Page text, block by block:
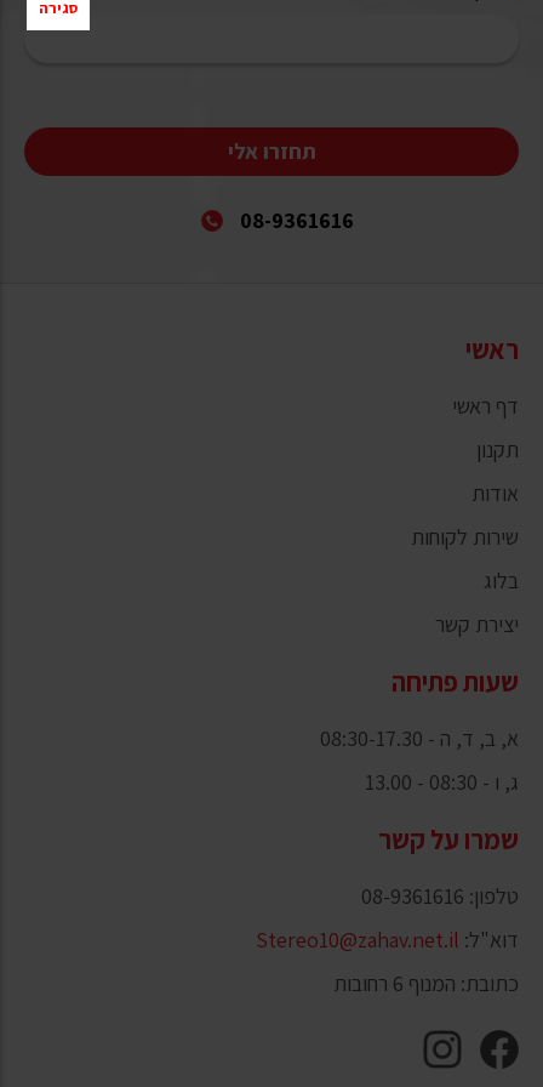
תחזרו אלי
08-9361616
ראשי
דף ראשי
תקנון
אודות
שירות לקוחות
בלוג
יצירת קשר
שעות פתיחה
א, ב, ד, ה - 08:30-17.30
ג, ו - 08:30 - 13.00
שמרו על קשר
טלפון: 08-9361616
דוא"ל: Stereo10@zahav.net.il
כתובת: המנוף 6 רחובות
סגירה